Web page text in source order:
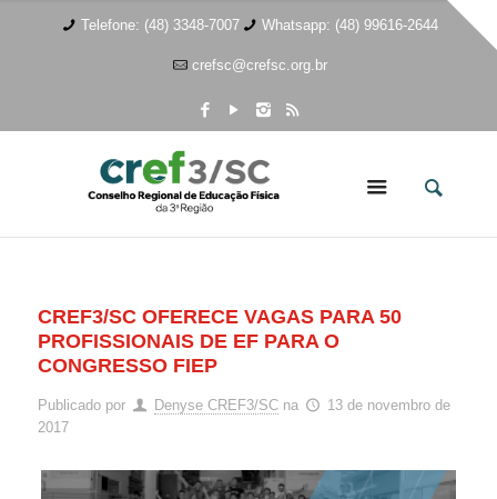
Telefone: (48) 3348-7007 Whatsapp: (48) 99616-2644
crefsc@crefsc.org.br
CREF3/SC OFERECE VAGAS PARA 50
PROFISSIONAIS DE EF PARA O
CONGRESSO FIEP
Publicado por Denyse CREF3/SC na
13 de novembro de
2017